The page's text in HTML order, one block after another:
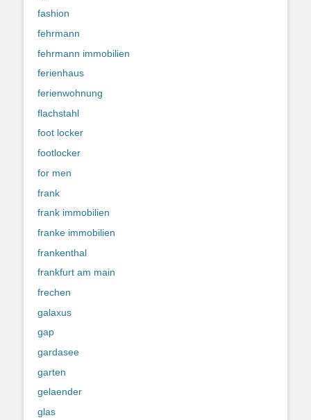
fashion
fehrmann
fehrmann immobilien
ferienhaus
ferienwohnung
flachstahl
foot locker
footlocker
for men
frank
frank immobilien
franke immobilien
frankenthal
frankfurt am main
frechen
galaxus
gap
gardasee
garten
gelaender
glas